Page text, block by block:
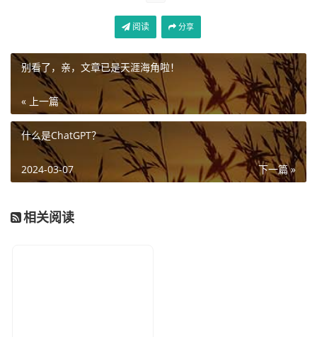
阅读 分享
别看了，亲，文章已是天涯海角啦！
« 上一篇
什么是ChatGPT？
下一篇 »
2024-03-07
相关阅读